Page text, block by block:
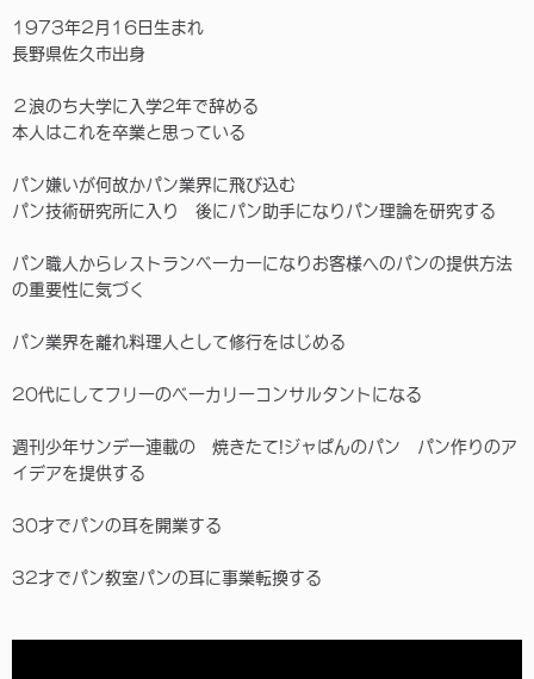
1973年2月16日生まれ
長野県佐久市出身
２浪のち大学に入学2年で辞める
本人はこれを卒業と思っている
パン嫌いが何故かパン業界に飛び込む
パン技術研究所に入り 後にパン助手になりパン理論を研究する
パン職人からレストランベーカーになりお客様へのパンの提供方法
の重要性に気づく
パン業界を離れ料理人として修行をはじめる
20代にしてフリーのベーカリーコンサルタントになる
週刊少年サンデー連載の 焼きたて!ジャぱんのパン パン作りのア
イデアを提供する
30才でパンの耳を開業する
32才でパン教室パンの耳に事業転換する